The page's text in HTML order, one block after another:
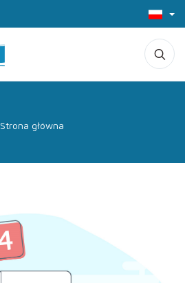
Strona główna